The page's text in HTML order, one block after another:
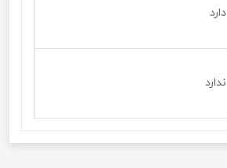
دارد
ندارد